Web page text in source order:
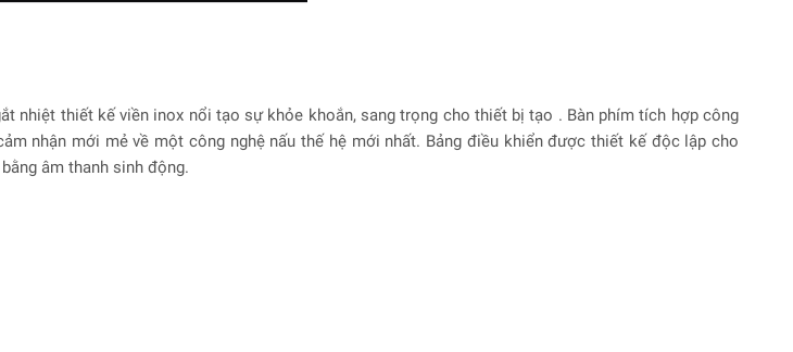
nhiệt thiết kế viền inox nổi tạo sự khỏe khoắn, sang trọng cho thiết bị tạo . Bàn phím tích hợp công
nhận mới mẻ về một công nghệ nấu thế hệ mới nhất. Bảng điều khiển được thiết kế độc lập cho
âm thanh sinh động.